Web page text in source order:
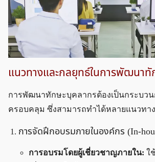
แนวทางและกลยุทธ์ในการพัฒนาทั
การพัฒนาทักษะบุคลากรต้องเป็นกระบวน
ครอบคลุม ซึ่งสามารถทำได้หลายแนวทา
การจัดฝึกอบรมภายในองค์กร (In-
การอบรมโดยผู้เชี่ยวชาญภายใน: ใ